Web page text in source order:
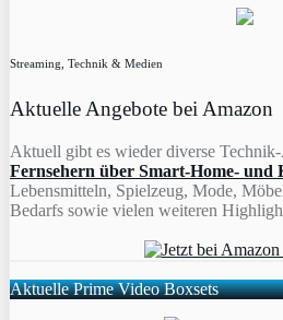
Streaming, Technik & Medien
Aktuelle Angebote bei Amazon
Aktuell gibt es wieder diverse
Fernsehern über Smart-Home- und
Lebensmitteln, Spielzeug, Mode,
Bedarfs sowie vielen weiteren
Aktuelle Prime Video Boxsets